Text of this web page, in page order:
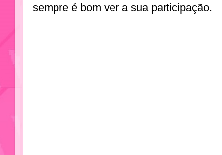
sempre é bom ver a sua participação.